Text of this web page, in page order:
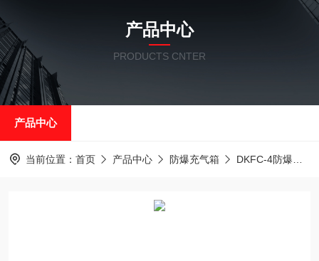
产品中心
PRODUCTS CNTER
产品中心
当前位置： 首页 产品中心 防爆充气箱 DKFC-4防爆充气箱